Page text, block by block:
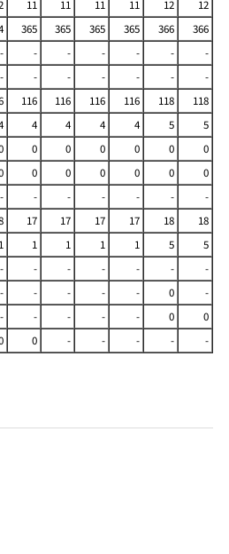
11 11 11 11 12
12
365 365 365 365 366
366
- - - - - -
-
- - - - - -
-
116 116 116 116 118
118
4 4 4 4 5
5
0 0 0 0 0
0
0 0 0 0 0
0
- - - - - -
-
17 17 17 17 18
18
1 1 1 1 1 5
5
- - - - - -
-
- - - - - 0
-
- - - - - 0
0
0 - - - - -